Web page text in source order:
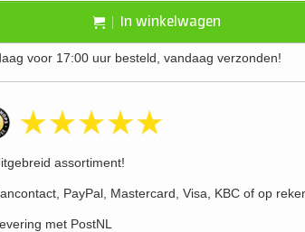
In winkelwagen
voor 17:00 uur besteld, vandaag verzonden!
assortiment!
PayPal, Mastercard, Visa, KBC of op
met PostNL